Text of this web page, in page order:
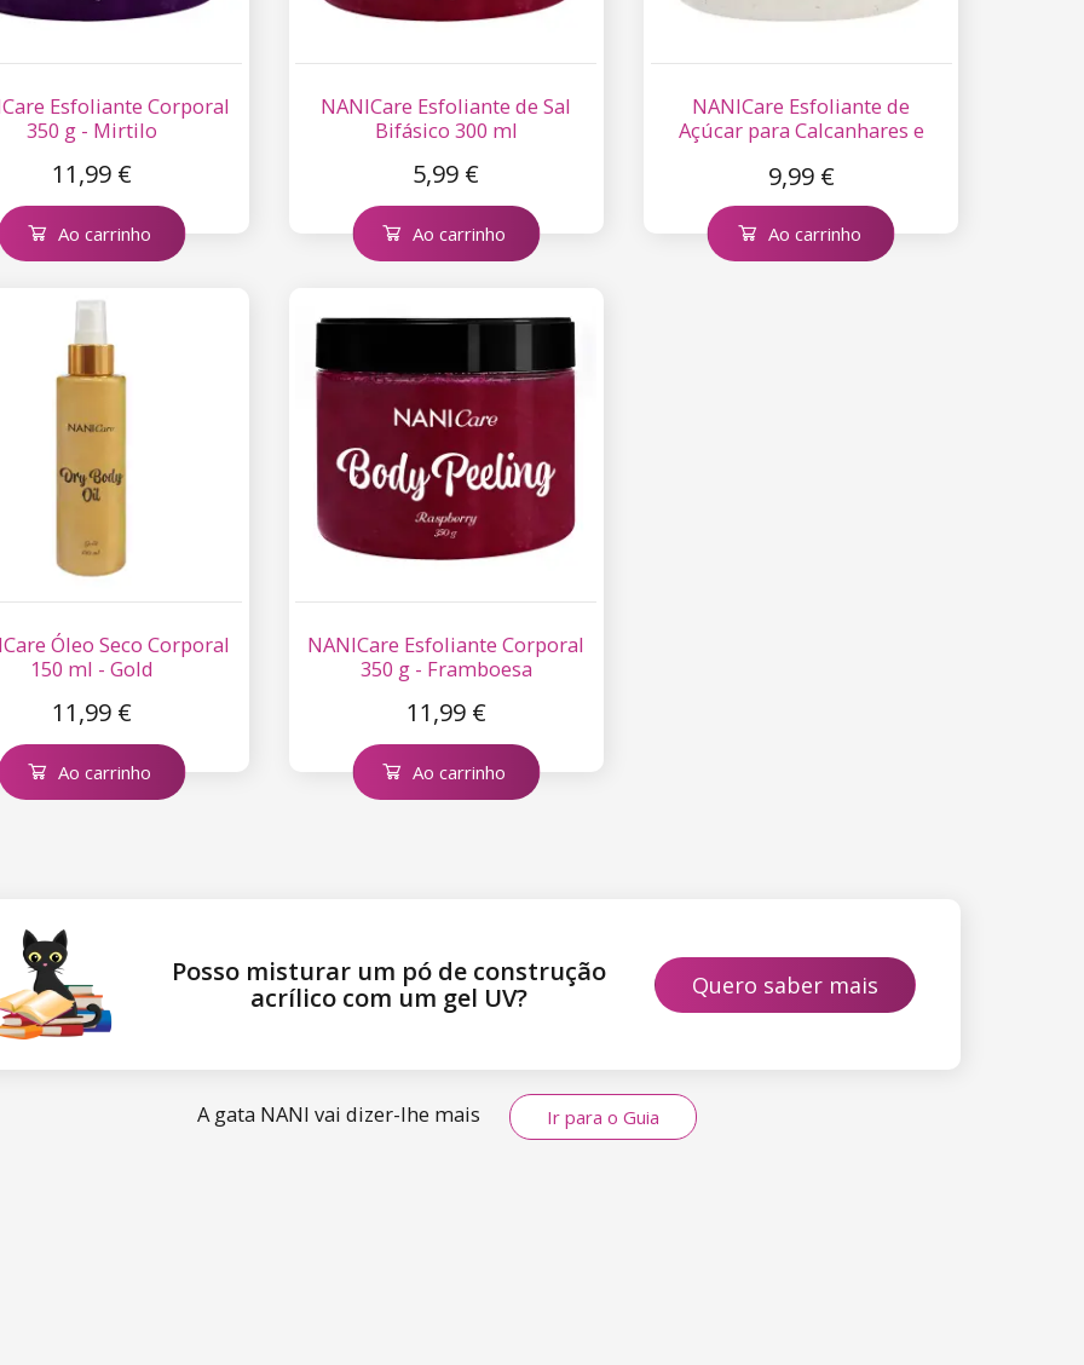
Esfoliante Corporal
350 g - Mirtilo
11,99 €
Ao carrinho
NANICare Esfoliante de Sal
Bifásico 300 ml
5,99 €
Ao carrinho
NANICare Esfoliante de
Açúcar para Calcanhares e
9,99 €
Ao carrinho
Óleo Seco Corporal
150 ml - Gold
11,99 €
Ao carrinho
NANICare Esfoliante Corporal
350 g - Framboesa
11,99 €
Ao carrinho
Posso misturar um pó de construção
acrílico com um gel UV?
Quero saber mais
A gata NANI vai dizer-lhe mais Ir para o Guia